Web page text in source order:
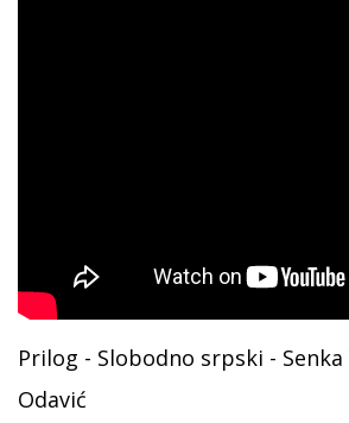
Prilog - Slobodno srpski -
Odavić